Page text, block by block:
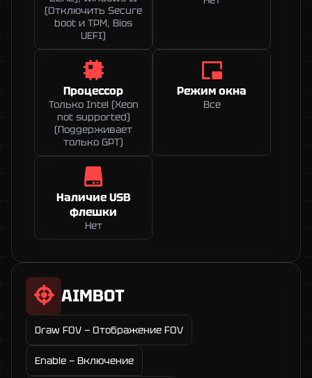
(Отключить Secure
boot и TPM, Bios
UEFI)
Процессор
Только Intel (Xeon
not supported)
(Поддерживает
только GPT)
Режим окна
Все
Наличие USB
флешки
Нет
AIMBOT
Draw FOV — Отображение FOV
Enable — Включение